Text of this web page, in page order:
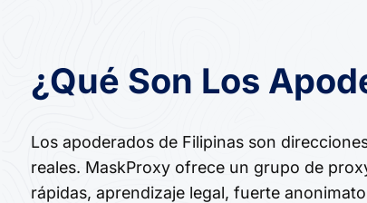
¿Qué Son Los
Los apoderados de Filipinas son
reales. MaskProxy ofrece un grupo de
rápidas, aprendizaje legal, fuerte